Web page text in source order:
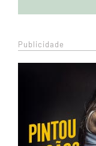
Publicidade